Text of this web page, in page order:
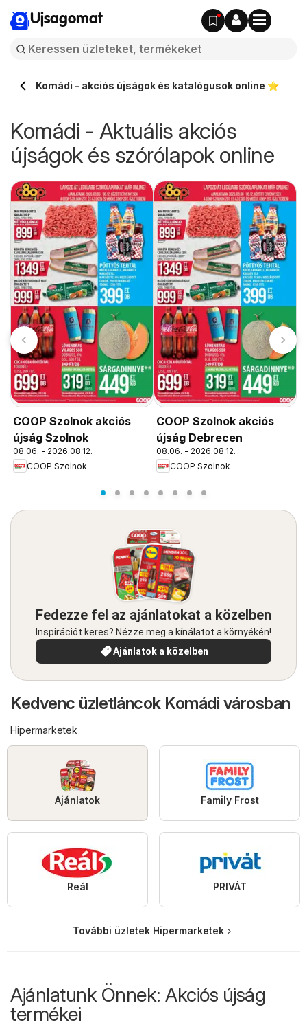
Ujsagomat
Komádi - akciós újságok és katalógusok online ⭐️
Komádi - Aktuális akciós
újságok és szórólapok online
COOP Szolnok akciós
újság Szolnok
08.06. - 2026.08.12.
COOP Szolnok
COOP Szolnok akciós
újság Debrecen
08.06. - 2026.08.12.
COOP Szolnok
Fedezze fel az ajánlatokat a közelben
Inspirációt keres? Nézze meg a kínálatot a környékén!
Ajánlatok a közelben
Kedvenc üzletláncok Komádi városban
Hipermarketek
Ajánlatok Family Frost
Reál PRIVÁT
További üzletek Hipermarketek
Ajánlatunk Önnek: Akciós újság
termékei